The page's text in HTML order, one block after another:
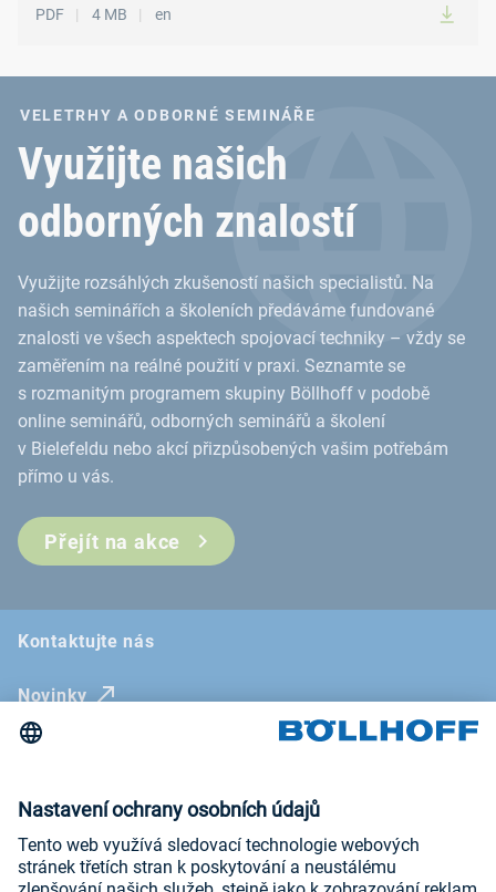
PDF 4 MB en
VELETRHY A ODBORNÉ SEMINÁŘE
Využijte našich
odborných znalostí
Využijte rozsáhlých zkušeností našich specialistů. Na
našich seminářích a školeních předáváme fundované
znalosti ve všech aspektech spojovací techniky – vždy se
zaměřením na reálné použití v praxi. Seznamte se
s rozmanitým programem skupiny Böllhoff v podobě
online seminářů, odborných seminářů a školení
v Bielefeldu nebo akcí přizpůsobených vašim potřebám
přímo u vás.
Přejít na akce
Kontaktujte nás
Novinky
Veletrhy a odborné semináře
Kontakt
Všeobecné obchodní podmínky